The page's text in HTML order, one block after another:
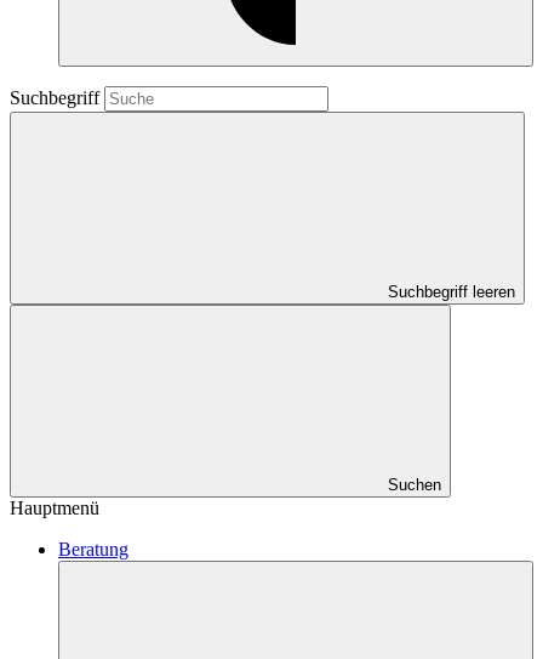
Suchbegriff
Suchbegriff leeren
Suchen
Hauptmenü
Beratung